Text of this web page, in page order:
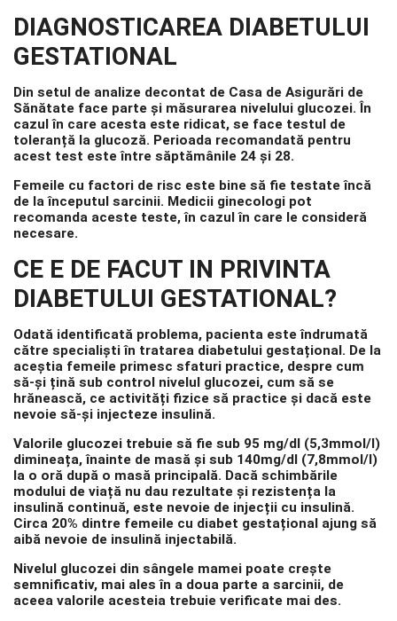
DIAGNOSTICAREA DIABETULUI
GESTATIONAL
Din setul de analize decontat de Casa de Asigurări de
Sănătate face parte și măsurarea nivelului glucozei. În
cazul în care acesta este ridicat, se face testul de
toleranță la glucoză. Perioada recomandată pentru
acest test este între săptămânile 24 și 28.
Femeile cu factori de risc este bine să fie testate încă
de la începutul sarcinii. Medicii ginecologi pot
recomanda aceste teste, în cazul în care le consideră
necesare.
CE E DE FACUT IN PRIVINTA
DIABETULUI GESTATIONAL?
Odată identificată problema, pacienta este îndrumată
către specialiști în tratarea diabetului gestațional. De la
aceștia femeile primesc sfaturi practice, despre cum
să-și țină sub control nivelul glucozei, cum să se
hrănească, ce activități fizice să practice și dacă este
nevoie să-și injecteze insulină.
Valorile glucozei trebuie să fie sub 95 mg/dl (5,3mmol/l)
dimineața, înainte de masă și sub 140mg/dl (7,8mmol/l)
la o oră după o masă principală. Dacă schimbările
modului de viață nu dau rezultate și rezistența la
insulină continuă, este nevoie de injecții cu insulină.
Circa 20% dintre femeile cu diabet gestațional ajung să
aibă nevoie de insulină injectabilă.
Nivelul glucozei din sângele mamei poate crește
semnificativ, mai ales în a doua parte a sarcinii, de
aceea valorile acesteia trebuie verificate mai des.